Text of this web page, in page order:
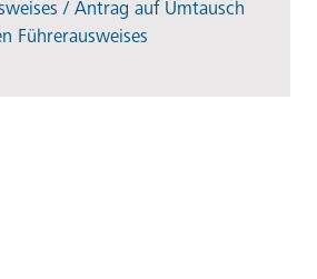
/ Antrag auf Umtausch
Führerausweises